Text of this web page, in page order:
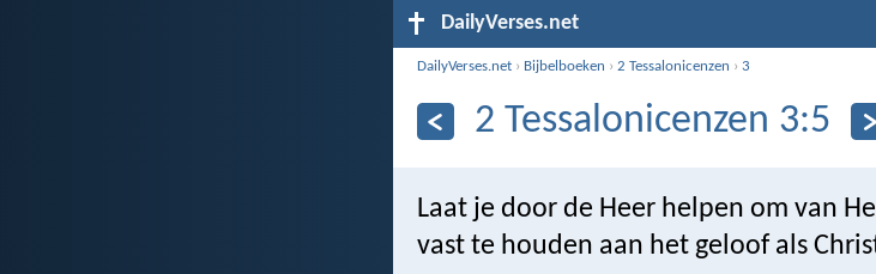
DailyVerses.net
DailyVerses.net › Bijbelboeken ›2 Tessalonicenzen ›3
2 Tessalonicenzen 3:5
Laat je door de Heer helpen om van
vast te houden aan het geloof als